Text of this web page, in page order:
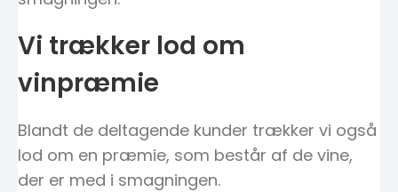
Vi trækker lod om
vinpræmie
Blandt de deltagende kunder trækker vi også
lod om en præmie, som består af de vine,
der er med i smagningen.